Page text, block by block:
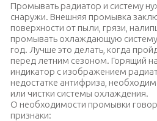
Промывать радиатор и систему
снаружи. Внешняя промывка
поверхности от пыли, грязи,
промывать охлаждающую систему
год. Лучше это делать, когда
перед летним сезоном. Горящий
индикатор с изображением
недостатке антифриза,
или чистки системы охлаждения.
О необходимости промывки
признаки: